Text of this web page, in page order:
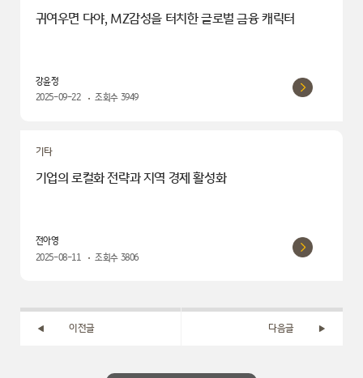
귀여우면 다야, MZ감성을 터치한 글로벌 금융 캐릭터
강윤정
2025-09-22
조회수 3949
기타
기업의 로컬화 전략과 지역 경제 활성화
전아영
2025-08-11
조회수 3806
이전글 다음글